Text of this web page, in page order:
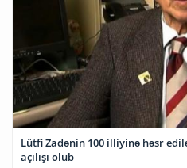
Lütfi Zadənin 100 illiyinə həsr
açılışı olub